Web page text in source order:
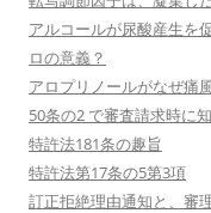
アルコールが尿酸産生を
ロの意義？
アロプリノールがなぜ痛
50条の2 で審査請求時に
特許法181条の趣旨
特許法第17条の5第3項
訂正拒絶理由通知と、審